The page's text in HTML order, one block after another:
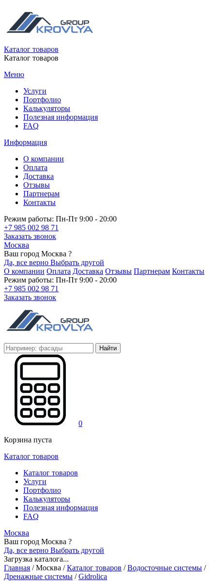
Каталог товаров
Каталог товаров
Меню
Услуги
Портфолио
Калькуляторы
Полезная информация
FAQ
Информация
О компании
Оплата
Доставка
Отзывы
Партнерам
Контакты
Режим работы: Пн-Пт 9:00 - 20:00
+7 985 002 98 71
Заказать звонок
Москва
Ваш город Москва ?
Да, все верно Выбрать другой
О компании Оплата Доставка Отзывы Партнерам Контакты
Режим работы: Пн-Пт 9:00 - 20:00
+7 985 002 98 71
Заказать звонок
Найти
0
Корзина пуста
Каталог товаров
Каталог товаров
Услуги
Портфолио
Калькуляторы
Полезная информация
FAQ
Москва
Ваш город Москва ?
Да, все верно Выбрать другой
Загрузка каталога...
Главная /Москва / Каталог товаров / Водосточные системы /
Дренажные системы / Gidrolica